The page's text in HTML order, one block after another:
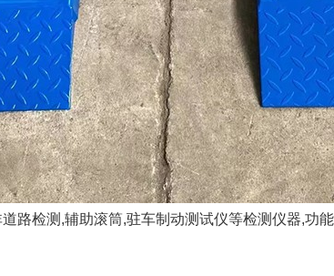
路检测,辅助滚筒,驻车制动测试仪等检测仪器,功